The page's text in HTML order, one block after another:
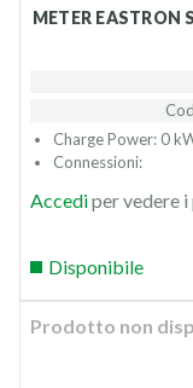
METER
Charge Power: 0
Connessioni:
Accediper vedere
Disponibile
Prodotto non